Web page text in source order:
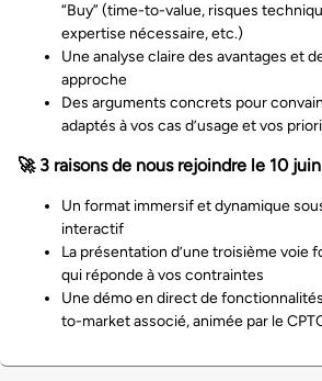
“Buy” (time-to-value, risques
expertise nécessaire, etc.)
Une analyse claire des avantages et
approche
Des arguments concrets pour
adaptés à vos cas d’usage et vos
🚀 3 raisons de nous rejoindre le 10 juin
Un format immersif et dynamique
interactif
La présentation d’une troisième voie
qui réponde à vos contraintes
Une démo en direct de
to-market associé, animée par le